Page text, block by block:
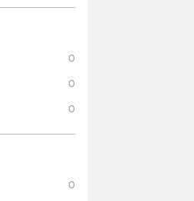
0
0
0
0